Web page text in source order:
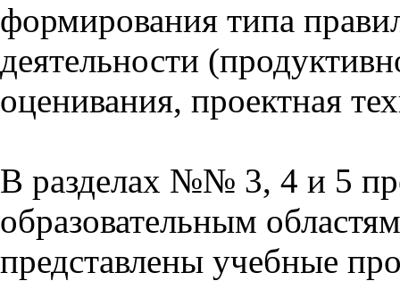
формирования типа
деятельности
оценивания, проектная
В разделах №№ 3, 4 и 5
образовательным
представлены учебные